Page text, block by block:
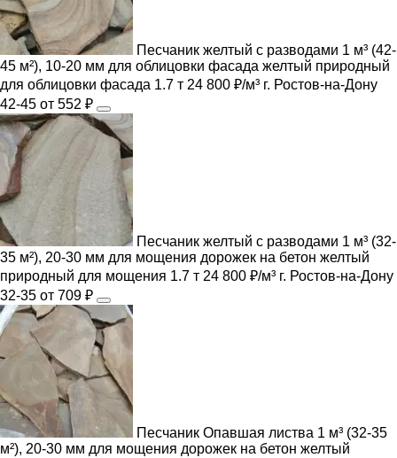
Песчаник желтый с разводами 1 м³ (42-
45 м²), 10-20 мм для облицовки фасада желтый природный
для облицовки фасада 1.7 т 24 800 ₽/м³ г. Ростов-на-Дону
42-45 от 552 ₽
Песчаник желтый с разводами 1 м³ (32-
35 м²), 20-30 мм для мощения дорожек на бетон желтый
природный для мощения 1.7 т 24 800 ₽/м³ г. Ростов-на-Дону
32-35 от 709 ₽
Песчаник Опавшая листва 1 м³ (32-35
м²), 20-30 мм для мощения дорожек на бетон желтый